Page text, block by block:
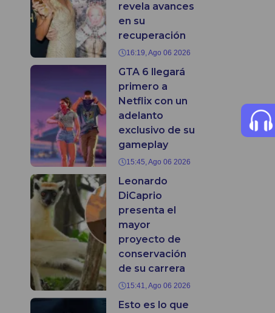
revela avances
en su
recuperación
16:19, Ago 06 2026
GTA 6 llegará
primero a
Netflix con un
adelanto
exclusivo de su
gameplay
15:45, Ago 06 2026
Leonardo
DiCaprio
presenta el
mayor
proyecto de
conservación
de su carrera
15:41, Ago 06 2026
Esto es lo que